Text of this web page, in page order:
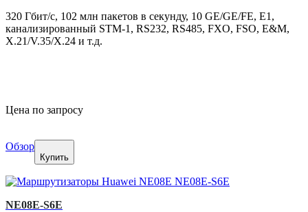
320 Гбит/с, 102 млн пакетов в секунду, 10 GE/GE/FE, E1,
канализированный STM-1, RS232, RS485, FXO, FSO, E&M,
X.21/V.35/X.24 и т.д.
Цена по запросу
Обзор
Купить
NE08E-S6E